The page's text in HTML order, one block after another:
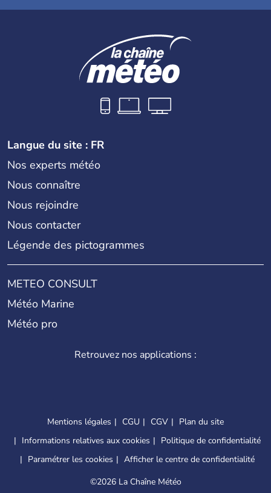
Langue du site : FR
Nos experts météo
Nous connaître
Nous rejoindre
Nous contacter
Légende des pictogrammes
METEO CONSULT
Météo Marine
Météo pro
Retrouvez nos applications :
Mentions légales CGU CGV
Plan du site
Informations relatives aux cookies
Politique de confidentialité
Paramétrer les cookies
Afficher le centre de confidentialité
©2026 La Chaîne Météo